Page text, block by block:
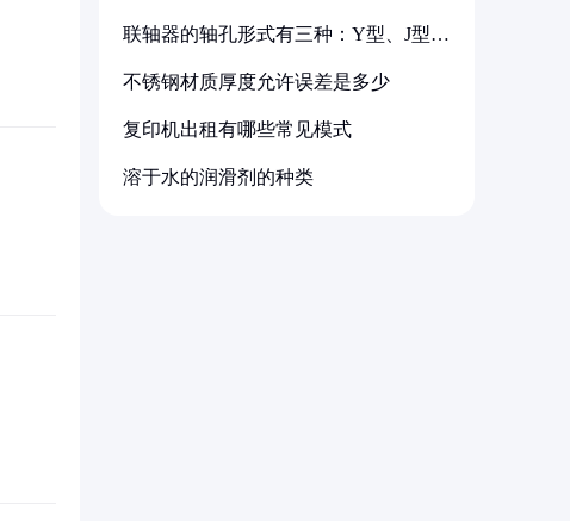
联轴器的轴孔形式有三种：Y型、J型、
不锈钢材质厚度允许误差是多少
复印机出租有哪些常见模式
溶于水的润滑剂的种类